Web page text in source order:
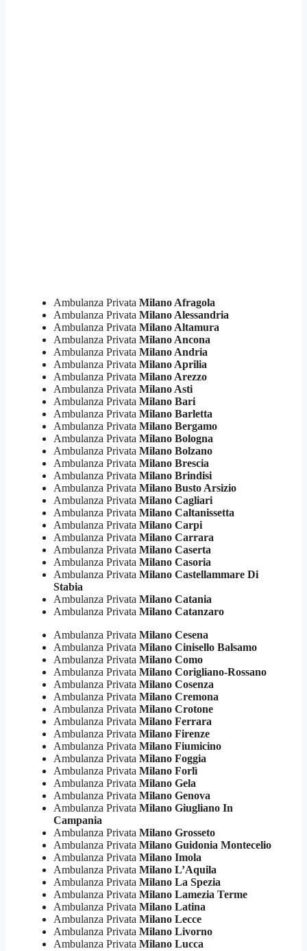
Ambulanza Privata Milano Afragola
Ambulanza Privata Milano Alessandria
Ambulanza Privata Milano Altamura
Ambulanza Privata Milano Ancona
Ambulanza Privata Milano Andria
Ambulanza Privata Milano Aprilia
Ambulanza Privata Milano Arezzo
Ambulanza Privata Milano Asti
Ambulanza Privata Milano Bari
Ambulanza Privata Milano Barletta
Ambulanza Privata Milano Bergamo
Ambulanza Privata Milano Bologna
Ambulanza Privata Milano Bolzano
Ambulanza Privata Milano Brescia
Ambulanza Privata Milano Brindisi
Ambulanza Privata Milano Busto Arsizio
Ambulanza Privata Milano Cagliari
Ambulanza Privata Milano Caltanissetta
Ambulanza Privata Milano Carpi
Ambulanza Privata Milano Carrara
Ambulanza Privata Milano Caserta
Ambulanza Privata Milano Casoria
Ambulanza Privata Milano Castellammare Di
Stabia
Ambulanza Privata Milano Catania
Ambulanza Privata Milano Catanzaro
Ambulanza Privata Milano Cesena
Ambulanza Privata Milano Cinisello Balsamo
Ambulanza Privata Milano Como
Ambulanza Privata Milano Corigliano-Rossano
Ambulanza Privata Milano Cosenza
Ambulanza Privata Milano Cremona
Ambulanza Privata Milano Crotone
Ambulanza Privata Milano Ferrara
Ambulanza Privata Milano Firenze
Ambulanza Privata Milano Fiumicino
Ambulanza Privata Milano Foggia
Ambulanza Privata Milano Forlì
Ambulanza Privata Milano Gela
Ambulanza Privata Milano Genova
Ambulanza Privata Milano Giugliano In
Campania
Ambulanza Privata Milano Grosseto
Ambulanza Privata Milano Guidonia Montecelio
Ambulanza Privata Milano Imola
Ambulanza Privata Milano L’Aquila
Ambulanza Privata Milano La Spezia
Ambulanza Privata Milano Lamezia Terme
Ambulanza Privata Milano Latina
Ambulanza Privata Milano Lecce
Ambulanza Privata Milano Livorno
Ambulanza Privata Milano Lucca